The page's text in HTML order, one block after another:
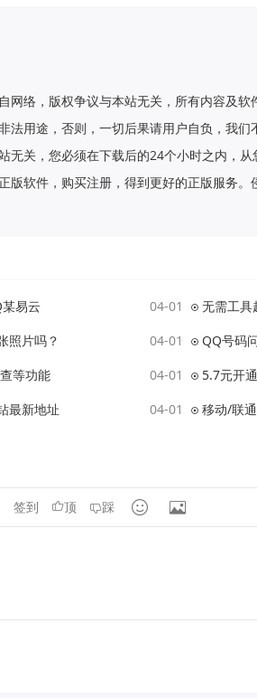
网络，版权争议与本站无关，所有内容及
法用途，否则，一切后果请用户自负，我
无关，您必须在下载后的24个小时之内，
版软件，购买注册，得到更好的正版服务
易云 04-01 无需工具
照片吗？
04-01 QQ号码
等功能
04-01 5.7元开
最新地址
04-01 移动/联
签到 顶 踩  